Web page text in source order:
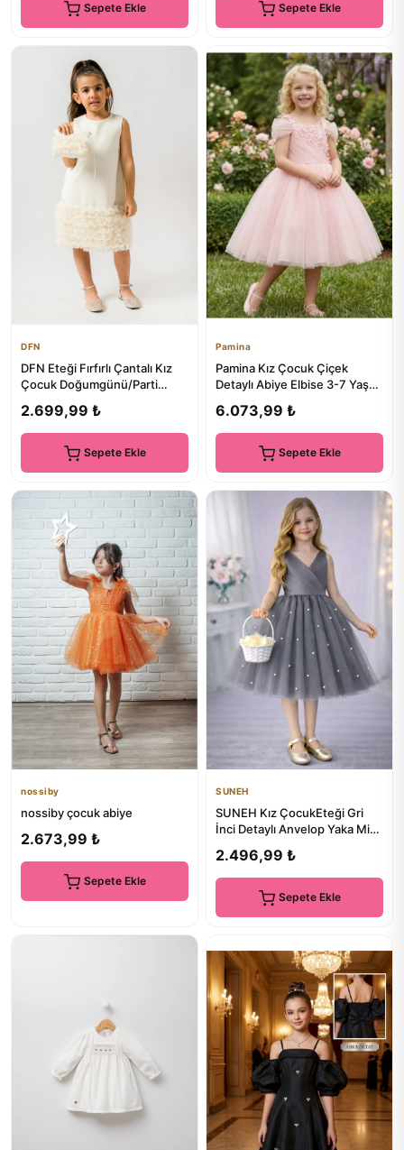
Sepete Ekle Sepete Ekle
DFN
DFN Eteği Fırfırlı Çantalı Kız
Çocuk Doğumgünü/Parti
2.699,99 ₺
Sepete Ekle
Pamina
Pamina Kız Çocuk Çiçek
Detaylı Abiye Elbise 3-7 Yaş
6.073,99 ₺
Sepete Ekle
nossiby
nossiby çocuk abiye
2.673,99 ₺
Sepete Ekle
SUNEH
SUNEH Kız ÇocukEteği Gri
İnci Detaylı Anvelop Yaka Mini
2.496,99 ₺
Sepete Ekle